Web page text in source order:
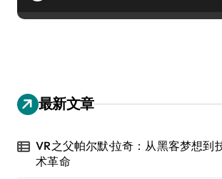
最新文章
VR之父帕尔默·拉奇：从黑客梦想到
术革命